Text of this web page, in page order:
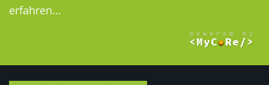
erfahren...